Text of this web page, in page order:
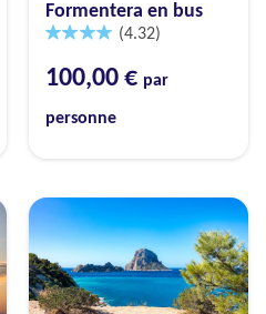
Formentera en bus
(4.32)
100,00 € par
personne